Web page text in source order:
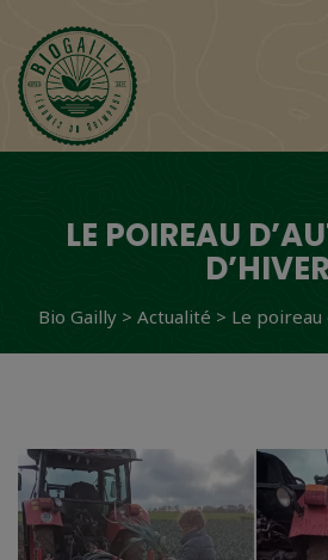
LE POIREAU
D’HIVER
Bio Gailly > Actualité > Le poireau